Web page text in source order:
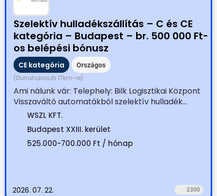
Szelektív hulladékszállítás – C és CE
kategória – Budapest – br. 500 000 Ft-
os belépési bónusz
CE kategória Országos
(Dunaharaszti 17km-re)
Ami nálunk vár: Telephely: Bilk Logisztikai Központ
Visszaváltó automatákból szelektív hulladék...
WSZL KFT.
Budapest XXIII. kerület
525.000-700.000 Ft / hónap
2026. 07. 22. 2300